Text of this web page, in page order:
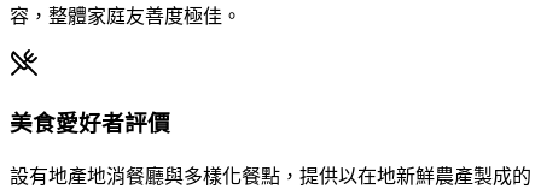
容，整體家庭友善度極佳。
美食愛好者評價
設有地產地消餐廳與多樣化餐點，提供以在地新鮮農產製成的